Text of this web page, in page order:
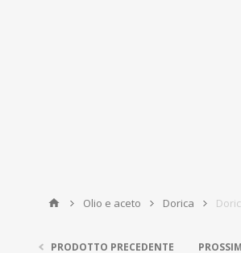
Olio e aceto Dorica
PRODOTTO PRECEDENTE